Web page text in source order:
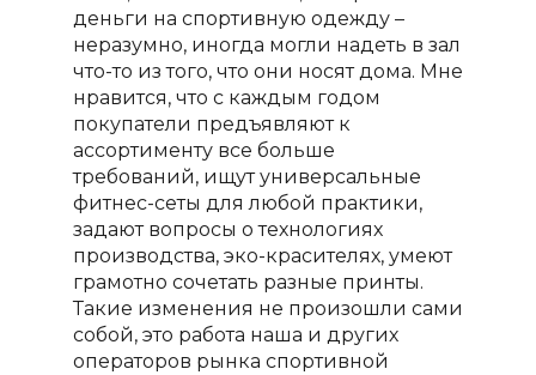
деньги на спортивную одежду –
неразумно, иногда могли надеть в зал
что-то из того, что они носят дома. Мне
нравится, что с каждым годом
покупатели предъявляют к
ассортименту все больше
требований, ищут универсальные
фитнес-сеты для любой практики,
задают вопросы о технологиях
производства, эко-красителях, умеют
грамотно сочетать разные принты.
Такие изменения не произошли сами
собой, это работа наша и других
операторов рынка спортивной